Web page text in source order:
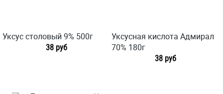
Уксус столовый 9% 500г
38 руб
Уксусная кислота Адмирал
70% 180г
38 руб